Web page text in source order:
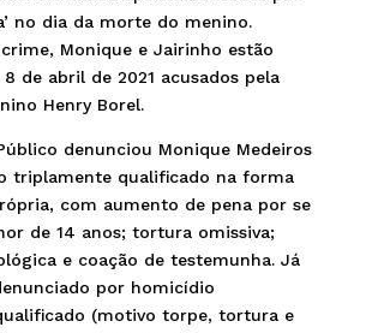
no dia da morte do menino.
Monique e Jairinho estão
8 de abril de 2021 acusados pela
Henry Borel.
denunciou Monique Medeiros
triplamente qualificado na forma
com aumento de pena por se
de 14 anos; tortura omissiva;
e coação de testemunha. Já
por homicídio
(motivo torpe, tortura e